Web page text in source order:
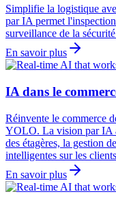
Simplifie la logistique
par IA permet
surveillance de la
En savoir plus
IA dans le
Réinvente le commerce
YOLO. La vision par IA
des étagères, la gestion
intelligentes sur les
En savoir plus